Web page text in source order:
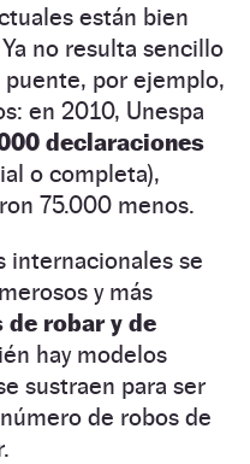
están bien
no resulta sencillo
puente, por ejemplo,
en 2010, Unespa
declaraciones
o completa),
75.000 menos.
internacionales se
y más
de robar y de
hay modelos
sustraen para ser
de robos de